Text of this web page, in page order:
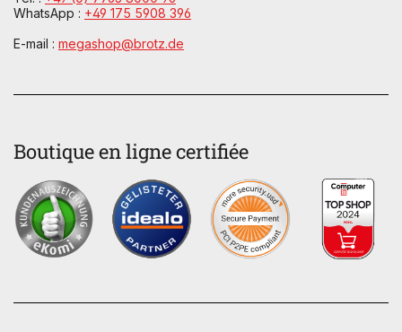
WhatsApp : +49 175 5908 396
E-mail : megashop@brotz.de
Boutique en ligne certifiée